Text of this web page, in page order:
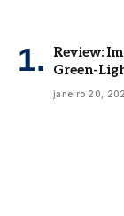
Review:
Green-
janeiro 20,